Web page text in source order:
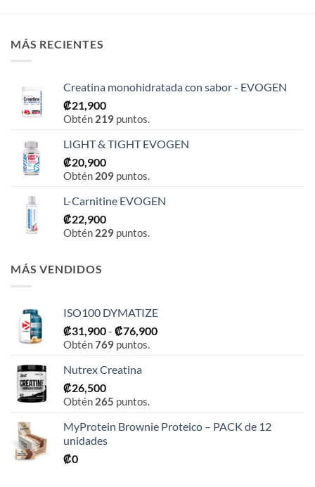
MÁS RECIENTES
Creatina monohidratada con sabor - EVOGEN
₡21,900
Obtén 219 puntos.
LIGHT & TIGHT EVOGEN
₡20,900
Obtén 209 puntos.
L-Carnitine EVOGEN
₡22,900
Obtén 229 puntos.
MÁS VENDIDOS
ISO100 DYMATIZE
₡31,900- ₡76,900Rango
Obtén769 puntos.
Nutrex Creatina
₡26,500
Obtén 265 puntos.
MyProtein Brownie Proteico – PACK de 12
unidades
₡0